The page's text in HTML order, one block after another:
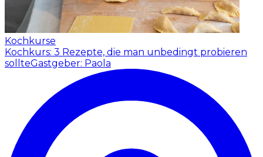
Kochkurse
Kochkurs: 3 Rezepte, die man unbedingt probieren
sollteGastgeber: Paola